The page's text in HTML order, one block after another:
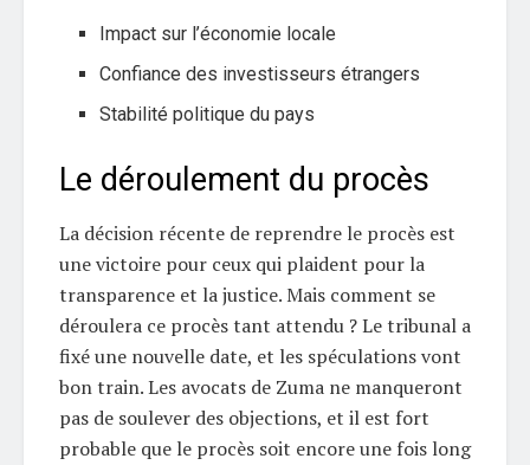
Impact sur l’économie locale
Confiance des investisseurs étrangers
Stabilité politique du pays
Le déroulement du procès
La décision récente de reprendre le procès est
une victoire pour ceux qui plaident pour la
transparence et la justice. Mais comment se
déroulera ce procès tant attendu ? Le tribunal a
fixé une nouvelle date, et les spéculations vont
bon train. Les avocats de Zuma ne manqueront
pas de soulever des objections, et il est fort
probable que le procès soit encore une fois long